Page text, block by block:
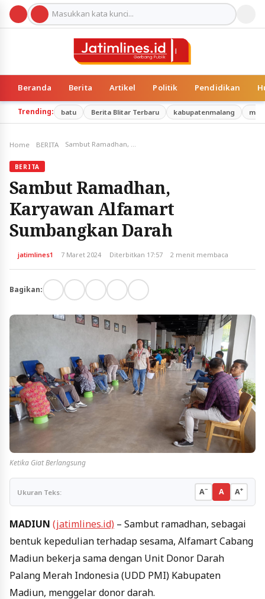
Beranda Berita Artikel Politik Pendidikan
Trending: batu Berita Blitar Terbaru kabupatenmalang
Home BERITA
BERITA
Sambut Ramadhan,
Karyawan Alfamart
Sumbangkan Darah
jatimlines1 7 Maret 2024 Diterbitkan 17:57 2 menit membaca
Bagikan:
Ketika Giat Berlangsung
Ukuran Teks: A− A A+
MADIUN (jatimlines.id) – Sambut ramadhan, sebagai
bentuk kepedulian terhadap sesama, Alfamart Cabang
Madiun bekerja sama dengan Unit Donor Darah
Palang Merah Indonesia (UDD PMI) Kabupaten
Madiun, menggelar donor darah.